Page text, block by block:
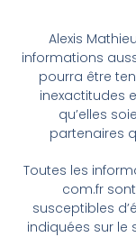
Alexis
informations
pourra être
inexactitudes
qu’elles
partenaires
Toutes les
com.fr
susceptibles
indiquées sur le